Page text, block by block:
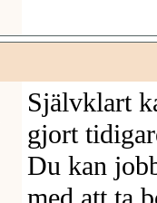
Självklart
gjort
Du kan